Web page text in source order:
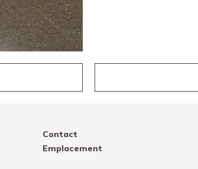
Contact
Emplacement